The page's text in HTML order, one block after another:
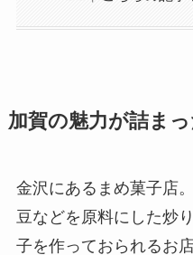
加賀の魅力が詰ま
金沢にあるまめ菓子店
豆などを原料にした炒
子を作っておられるお